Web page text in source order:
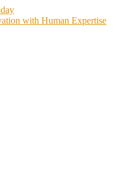
with Human Expertise